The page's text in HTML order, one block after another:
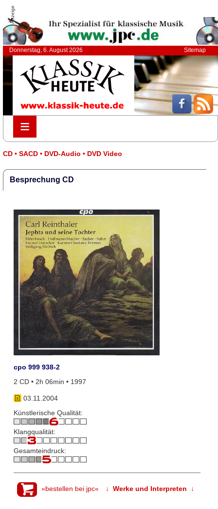
Anzeige
Donnerstag, 6. August 2026 Sitemap
≡
≡
CD • SACD • DVD-Audio • DVD Video
Besprechung CD
cpo 999 938-2
2 CD • 2h 06min • 1997
03.11.2004
Künstlerische Qualität:
Klangqualität:
Gesamteindruck:
»bestellen bei jpc« ↓ Werke und Interpreten ↓